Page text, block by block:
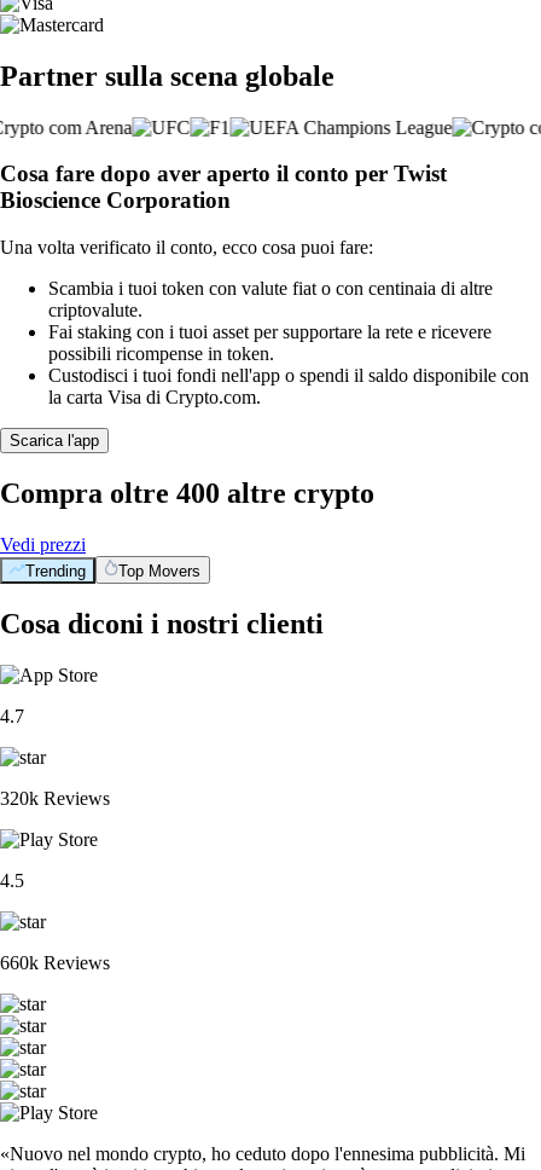
Partner sulla scena globale
Cosa fare dopo aver aperto il conto per Twist
Bioscience Corporation
Una volta verificato il conto, ecco cosa puoi fare:
Scambia i tuoi token con valute fiat o con centinaia di altre
criptovalute.
Fai staking con i tuoi asset per supportare la rete e ricevere
possibili ricompense in token.
Custodisci i tuoi fondi nell'app o spendi il saldo disponibile con
la carta Visa di Crypto.com.
Scarica l'app
Compra oltre 400 altre crypto
Vedi prezzi
Trending Top Movers
Cosa diconi i nostri clienti
4.7
320k Reviews
4.5
660k Reviews
«Nuovo nel mondo crypto, ho ceduto dopo l'ennesima pubblicità. Mi